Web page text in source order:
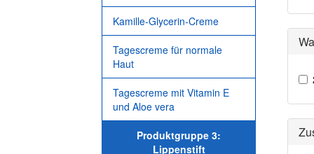
Kamille-Glycerin-Creme
Tagescreme für normale
Haut
Tagescreme mit Vitamin E
und Aloe vera
Produktgruppe 3:
Lippenstift